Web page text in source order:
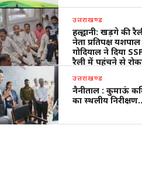
उत्तराखण्ड
हल्द्वानी: खड़गे की
नेता प्रतिपक्ष
गोदियाल ने दिया
रैली में पहुंचने से
उत्तराखण्ड
नैनीताल : कुमाऊं
का स्थलीय